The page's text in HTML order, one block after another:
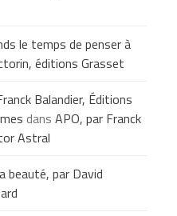
le temps de penser à
éditions Grasset
Balandier, Éditions
dans APO, par Franck
Astral
beauté, par David